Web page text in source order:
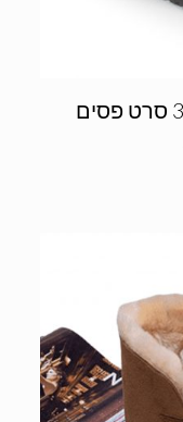
מגפי האגג דגם 3280 סרט פסים UGG